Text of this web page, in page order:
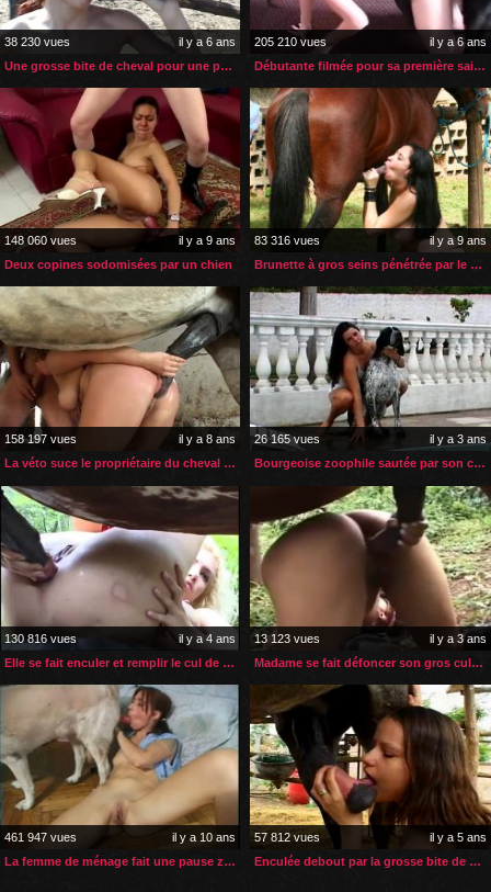
38 230 vues
il y a 6 ans
Une grosse bite de cheval pour une petite rousse zoophile
205 210 vues
il y a 6 ans
Débutante filmée pour sa première saillie avec son chien
148 060 vues
il y a 9 ans
Deux copines sodomisées par un chien
83 316 vues
il y a 9 ans
Brunette à gros seins pénétrée par le sexe de son cheval
158 197 vues
il y a 8 ans
La véto suce le propriétaire du cheval qui la sodomise
26 165 vues
il y a 3 ans
Bourgeoise zoophile sautée par son chien
130 816 vues
il y a 4 ans
Elle se fait enculer et remplir le cul de sperme par son cheval
13 123 vues
il y a 3 ans
Madame se fait défoncer son gros cul par son étalon
461 947 vues
il y a 10 ans
La femme de ménage fait une pause zoophilie
57 812 vues
il y a 5 ans
Enculée debout par la grosse bite de son étalon préféré